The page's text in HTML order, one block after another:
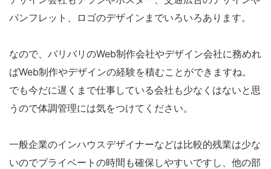
パンフレット、ロゴのデザインまでいろいろあります。
なので、バリバリのWeb制作会社やデザイン会社に務めれ
ばWeb制作やデザインの経験を積むことができますね。
でも今だに遅くまで仕事している会社も少なくはないと思
うので体調管理には気をつけてください。
一般企業のインハウスデザイナーなどは比較的残業は少な
いのでプライベートの時間も確保しやすいですし、他の部